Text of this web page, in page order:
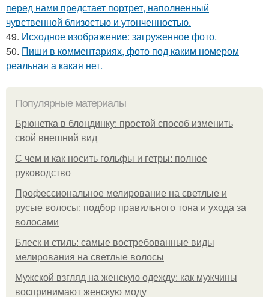
перед нами предстает портрет, наполненный
чувственной близостью и утонченностью.
49. Исходное изображение: загруженное фото.
50. Пиши в комментариях, фото под каким номером
реальная а какая нет.
Популярные материалы
Брюнетка в блондинку: простой способ изменить
свой внешний вид
С чем и как носить гольфы и гетры: полное
руководство
Профессиональное мелирование на светлые и
русые волосы: подбор правильного тона и ухода за
волосами
Блеск и стиль: самые востребованные виды
мелирования на светлые волосы
Мужской взгляд на женскую одежду: как мужчины
воспринимают женскую моду